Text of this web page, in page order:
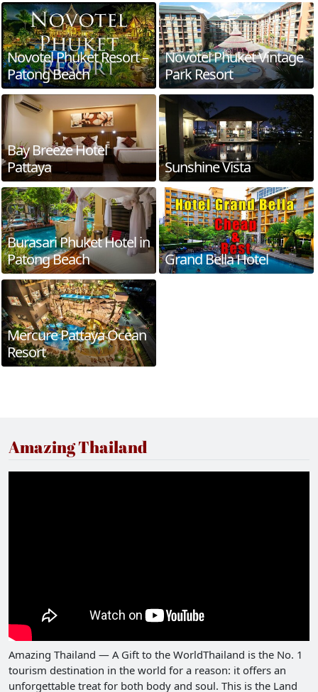
Novotel Phuket Resort –
Patong Beach
Novotel Phuket Vintage
Park Resort
Bay Breeze Hotel
Pattaya
Sunshine Vista
Burasari Phuket Hotel in
Patong Beach
Grand Bella Hotel
Mercure Pattaya Ocean
Resort
Amazing Thailand
Amazing Thailand — A Gift to the WorldThailand is the No. 1
tourism destination in the world for a reason: it offers an
unforgettable treat for both body and soul. This is the Land